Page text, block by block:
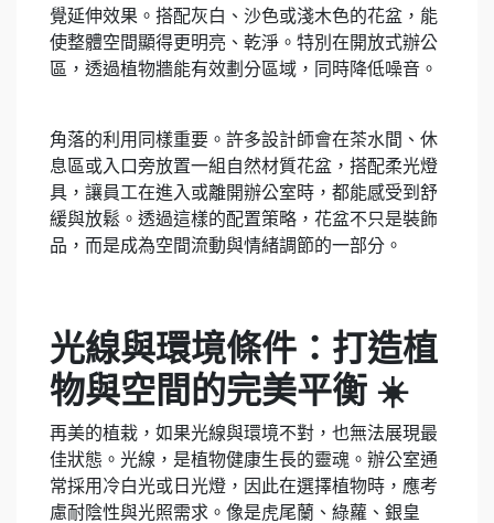
覺延伸效果。搭配灰白、沙色或淺木色的花盆，能
使整體空間顯得更明亮、乾淨。特別在開放式辦公
區，透過植物牆能有效劃分區域，同時降低噪音。
角落的利用同樣重要。許多設計師會在茶水間、休
息區或入口旁放置一組自然材質花盆，搭配柔光燈
具，讓員工在進入或離開辦公室時，都能感受到舒
緩與放鬆。透過這樣的配置策略，花盆不只是裝飾
品，而是成為空間流動與情緒調節的一部分。
光線與環境條件：打造植
物與空間的完美平衡 ☀️
再美的植栽，如果光線與環境不對，也無法展現最
佳狀態。光線，是植物健康生長的靈魂。辦公室通
常採用冷白光或日光燈，因此在選擇植物時，應考
慮耐陰性與光照需求。像是虎尾蘭、綠蘿、銀皇